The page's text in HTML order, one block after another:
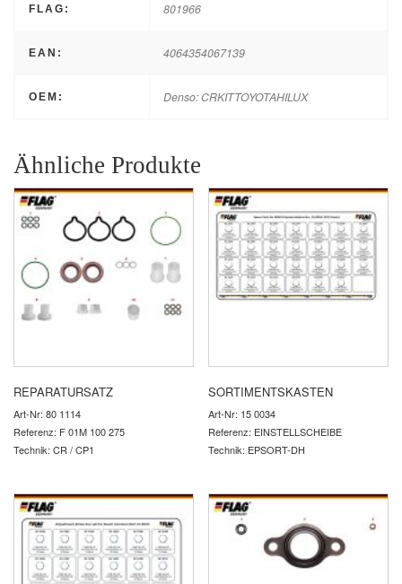
FLAG: 801966
EAN: 4064354067139
OEM: Denso: CRKITTOYOTAHILUX
Ähnliche Produkte
REPARATURSATZ
Art-Nr: 80 1114
Referenz: F 01M 100 275
Technik: CR / CP1
SORTIMENTSKASTEN
Art-Nr: 15 0034
Referenz: EINSTELLSCHEIBE
Technik: EPSORT-DH